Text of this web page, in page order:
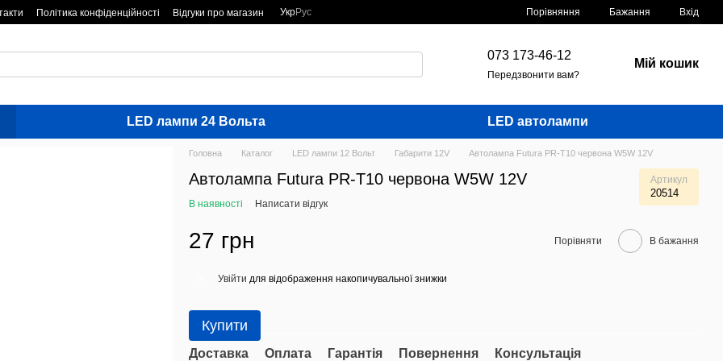
Політика конфіденційності Відгуки про магазин УкрРус Порівняння Бажання Вхід
073 173-46-12
Передзвонити вам?
Мій кошик
LED лампи 24 Вольта LED автолампи
Головна Каталог LED лампи 12 Вольт Габарити 12V Автолампа Futura PR-Т10 червона W5W 12V
Автолампа Futura PR-Т10 червона W5W 12V Артикул
20514
В наявності Написати відгук
27 грн Порівняти В бажання
Увійти для відображення накопичувальної знижки
Купити
Доставка Оплата Гарантія Повернення Консультація